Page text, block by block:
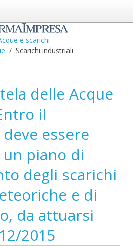
e scarichi
Scarichi industriali
delle Acque
il
essere
piano di
degli scarichi
e di
da attuarsi
2015